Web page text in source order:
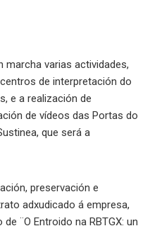
marcha varias actividades,
de interpretación do
e a realización de
de vídeos das Portas do
que será a
preservación e
adxudicado á empresa,
¨O Entroido na RBTGX: un